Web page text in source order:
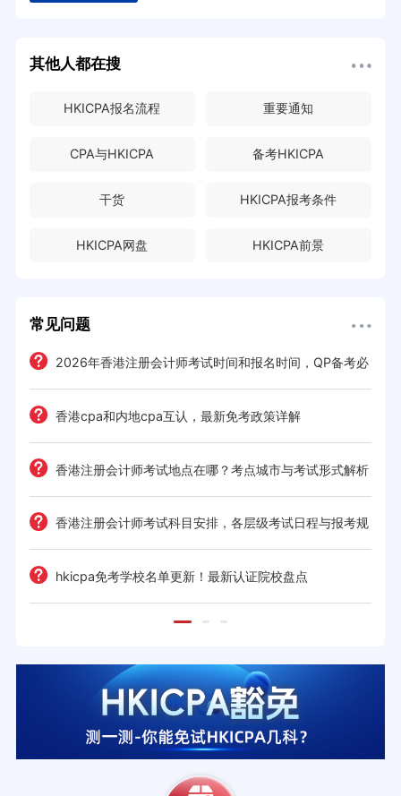
其他人都在搜
HKICPA报名流程 重要通知
CPA与HKICPA 备考HKICPA
干货 HKICPA报考条件
HKICPA网盘 HKICPA前景
常见问题
2026年香港注册会计师考试时间和报名时间，QP备考必
读的时间规划
香港cpa和内地cpa互认，最新免考政策详解
香港注册会计师考试地点在哪？考点城市与考试形式解析
香港注册会计师考试科目安排，各层级考试日程与报考规
则 hkicpa免考学校名单更新！最新认证院校盘点